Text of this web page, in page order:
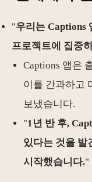
"우리는 Captions
프로젝트에 집중
Captions 앱은
이를 간과하고
보냈습니다.
"1년 반 후,
있다는 것을 발
시작했습니다."